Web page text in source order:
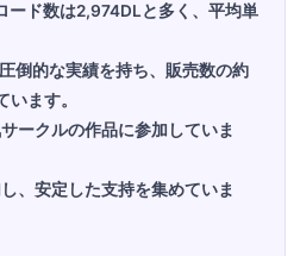
ード数は2,974DLと多く、平均単
倒的な実績を持ち、販売数の約
ます。
ークルの作品に参加していま
、安定した支持を集めていま